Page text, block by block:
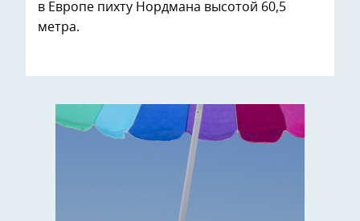
в Европе пихту Нордмана высотой 60,5
метра.